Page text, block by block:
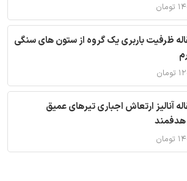
ظرفیت باربری یک گروه از ستون های سنگی
آنالیز ارتعاش اجباری تیرهای عمیق